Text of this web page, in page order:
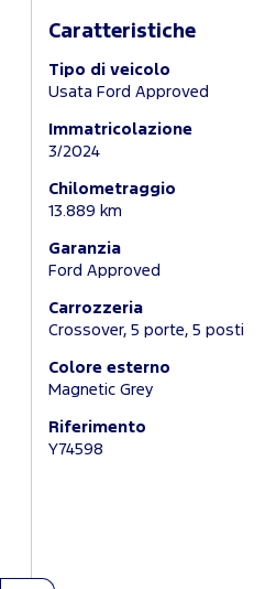
Caratteristiche
Tipo di veicolo
Usata Ford Approved
Immatricolazione
3/2024
Chilometraggio
13.889 km
Garanzia
Ford Approved
Carrozzeria
Crossover, 5 porte, 5 posti
Colore esterno
Magnetic Grey
Riferimento
Y74598